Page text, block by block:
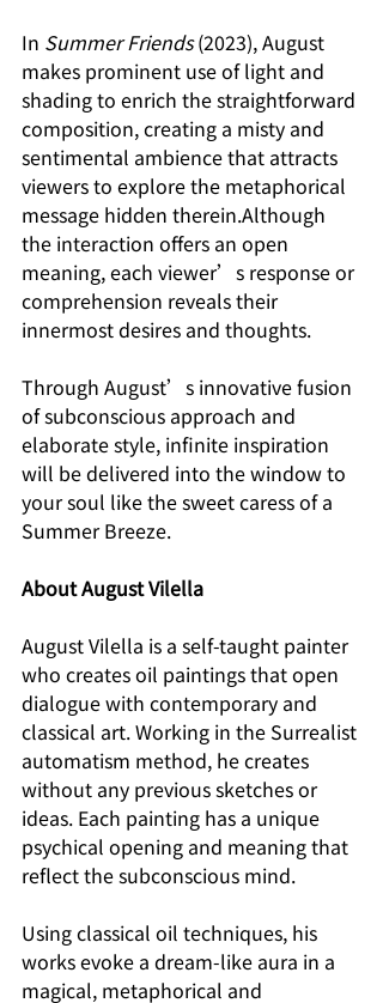
In Summer Friends (2023), August
makes prominent use of light and
shading to enrich the straightforward
composition, creating a misty and
sentimental ambience that attracts
viewers to explore the metaphorical
message hidden therein.Although
the interaction offers an open
meaning, each viewer’s response or
comprehension reveals their
innermost desires and thoughts.
Through August’s innovative fusion
of subconscious approach and
elaborate style, infinite inspiration
will be delivered into the window to
your soul like the sweet caress of a
Summer Breeze.
About August Vilella
August Vilella is a self-taught painter
who creates oil paintings that open
dialogue with contemporary and
classical art. Working in the Surrealist
automatism method, he creates
without any previous sketches or
ideas. Each painting has a unique
psychical opening and meaning that
reflect the subconscious mind.
Using classical oil techniques, his
works evoke a dream-like aura in a
magical, metaphorical and